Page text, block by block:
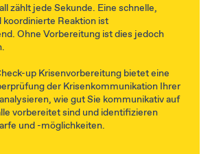
zählt jede Sekunde. Eine schnelle,
Reaktion ist
Ohne Vorbereitung ist dies jedoch
up Krisenvorbereitung bietet eine
der Krisenkommunikation Ihrer
wie gut Sie kommunikativ auf
vorbereitet sind und identifizieren
und -möglichkeiten.